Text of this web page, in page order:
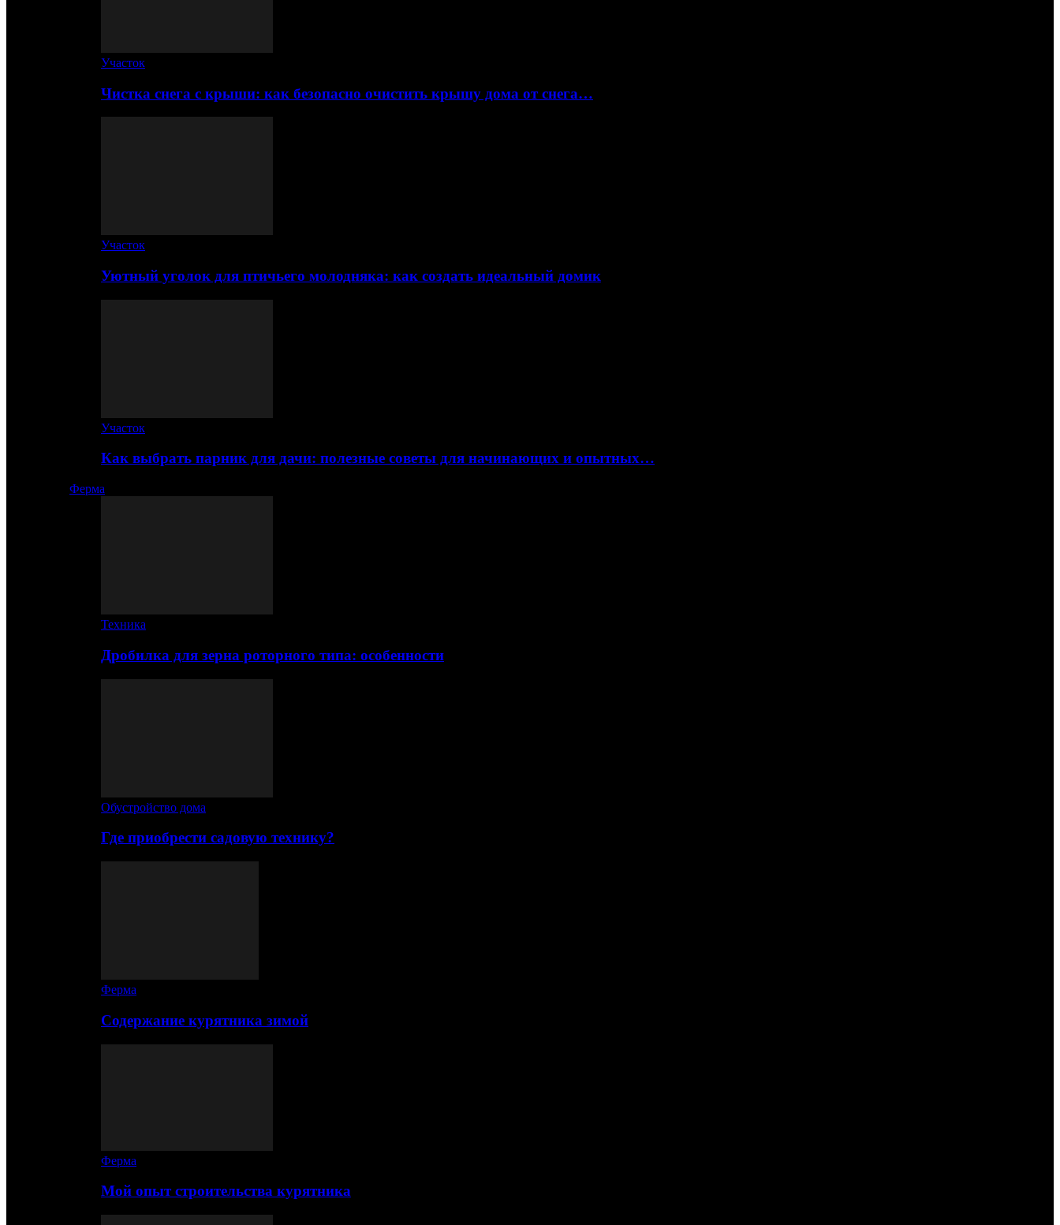
Участок
Чистка снега с крыши: как безопасно очистить крышу дома от снега…
Участок
Уютный уголок для птичьего молодняка: как создать идеальный домик
Участок
Как выбрать парник для дачи: полезные советы для начинающих и опытных…
Ферма
Техника
Дробилка для зерна роторного типа: особенности
Обустройство дома
Где приобрести садовую технику?
Ферма
Содержание курятника зимой
Ферма
Мой опыт строительства курятника